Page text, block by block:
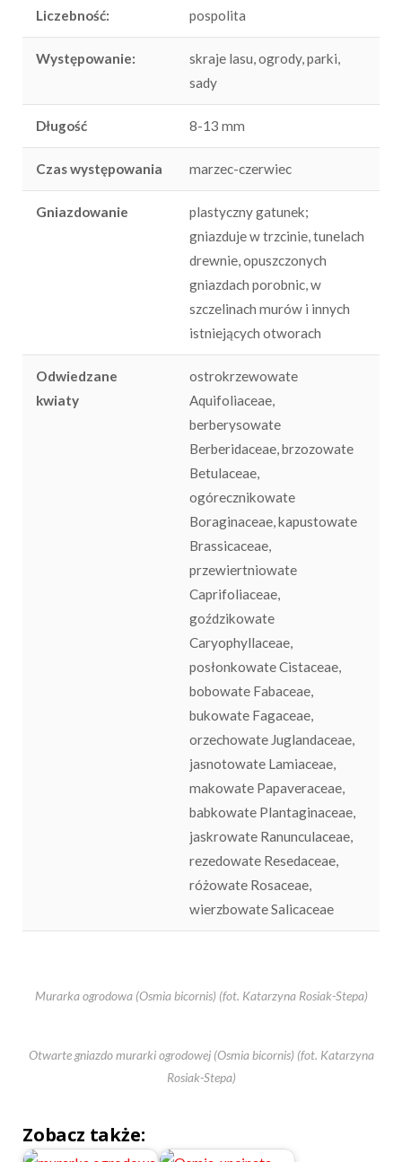
Liczebność: pospolita
Występowanie:
skraje lasu, ogrody, parki,
sady
Długość 8-13 mm
Czas występowania marzec-czerwiec
Gniazdowanie
plastyczny gatunek;
gniazduje w trzcinie, tunelach
drewnie, opuszczonych
gniazdach porobnic, w
szczelinach murów i innych
istniejących otworach
Odwiedzane
kwiaty
ostrokrzewowate
Aquifoliaceae,
berberysowate
Berberidaceae, brzozowate
Betulaceae,
ogórecznikowate
Boraginaceae, kapustowate
Brassicaceae,
przewiertniowate
Caprifoliaceae,
goździkowate
Caryophyllaceae,
posłonkowate Cistaceae,
bobowate Fabaceae,
bukowate Fagaceae,
orzechowate Juglandaceae,
jasnotowate Lamiaceae,
makowate Papaveraceae,
babkowate Plantaginaceae,
jaskrowate Ranunculaceae,
rezedowate Resedaceae,
różowate Rosaceae,
wierzbowate Salicaceae
Murarka ogrodowa (Osmia bicornis) (fot. Katarzyna Rosiak-Stepa)
Otwarte gniazdo murarki ogrodowej (Osmia bicornis) (fot. Katarzyna
Rosiak-Stepa)
Zobacz także: